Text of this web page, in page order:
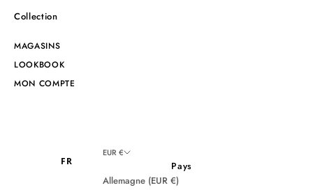
Collection
MAGASINS
LOOKBOOK
MON COMPTE
FR
EUR €
Pays
Allemagne (EUR €)